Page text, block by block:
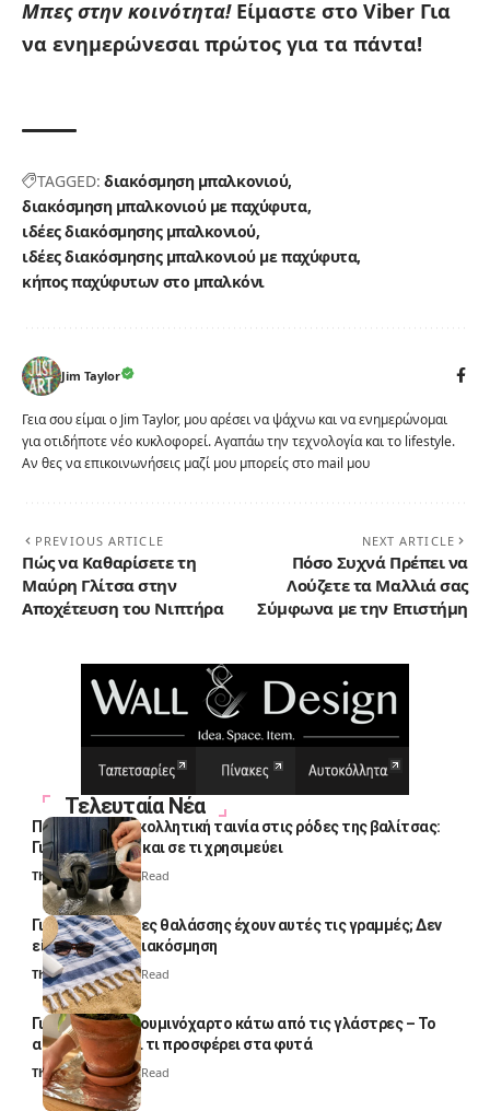
Μπες στην κοινότητα! Είμαστε στο Viber Για
να ενημερώνεσαι πρώτος για τα πάντα!
TAGGED: διακόσμηση μπαλκονιού
διακόσμηση μπαλκονιού με παχύφυτα
ιδέες διακόσμησης μπαλκονιού
ιδέες διακόσμησης μπαλκονιού με παχύφυτα
κήπος παχύφυτων στο μπαλκόνι
Jim Taylor
Γεια σου είμαι ο Jim Taylor, μου αρέσει να ψάχνω και να ενημερώνομαι
για οτιδήποτε νέο κυκλοφορεί. Αγαπάω την τεχνολογία και το lifestyle.
Αν θες να επικοινωνήσεις μαζί μου μπορείς στο mail μου
PREVIOUS ARTICLE
Πώς να Καθαρίσετε τη
Μαύρη Γλίτσα στην
Αποχέτευση του Νιπτήρα
NEXT ARTICLE
Πόσο Συχνά Πρέπει να
Λούζετε τα Μαλλιά σας
Σύμφωνα με την Επιστήμη
Τελευταία Νέα
Πολλοί βάζουν κολλητική ταινία στις ρόδες της βαλίτσας:
Γιατί το κάνουν και σε τι χρησιμεύει
Thali Ombre 4 Min Read
Γιατί οι πετσέτες θαλάσσης έχουν αυτές τις γραμμές; Δεν
είναι μόνο για διακόσμηση
Thali Ombre5 Min Read
Γιατί βάζουν αλουμινόχαρτο κάτω από τις γλάστρες – Το
απλό κόλπο και τι προσφέρει στα φυτά
Thali Ombre4 Min Read